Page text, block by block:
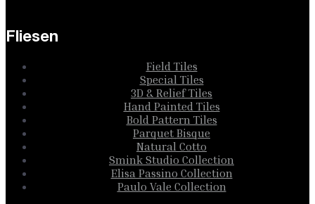
Fliesen
Field Tiles
Special Tiles
3D & Relief Tiles
Hand Painted Tiles
Bold Pattern Tiles
Parquet Bisque
Natural Cotto
Smink Studio Collection
Elisa Passino Collection
Paulo Vale Collection